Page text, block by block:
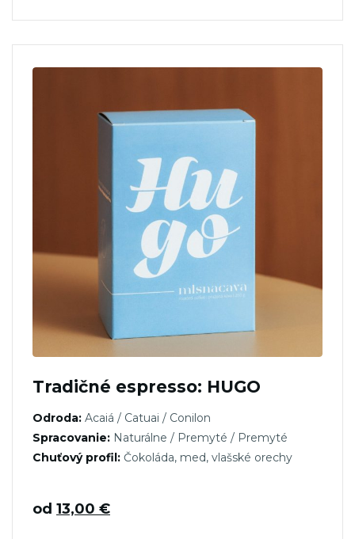
Tradičné espresso: HUGO
Odroda: Acaiá / Catuai / Conilon
Spracovanie: Naturálne / Premyté / Premyté
Chuťový profil: Čokoláda, med, vlašské orechy
od 13,00 €